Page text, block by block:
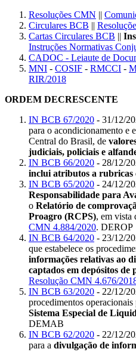
Resoluções CMN ||
Circulares BCB ||
Cartas Circulares BCB ||
Instruções Normativas
CADOC - Leiaute de
MNI - COSIF - RMCCI -
RIR/2018
ORDEM DECRESCENTE
IN BCB 67/2020 - 31/12/
para o acondicionamento e
Central do Brasil, de
judiciais, policiais e
IN BCB 66/2020 - 28/12/
inclui atributos a rubricas
IN BCB 65/2020 - 24/12/
Responsabilidade para
o Relatório de
Proagro (RCPS), em vista
CMN 4.884/2020. DEROP
IN BCB 64/2020 - 23/12/
que estabelece os
informações relativas ao
captados em depósitos de
Resolução CMN 4.676/
IN BCB 63/2020 - 22/12/
procedimentos operacionais
Sistema Especial de
DEMAB
IN BCB 62/2020 - 22/12/
para a divulgação de